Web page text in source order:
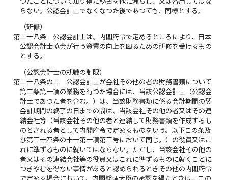
らない。公認会計士でなくなつた後であつても、同様とする。
（研修）
第二十八条
公認会計士は、内閣府令で定めるところにより、日本
公認会計士協会が行う資質の向上を図るための研修を受けるもの
とする。
（公認会計士の就職の制限）
第二十八条の二
公認会計士が会社その他の者の財務書類について
第二条第一項の業務を行つた場合には、当該公認会計士（公認会
計士であつた者を含む。）は、当該財務書類に係る会計期間の翌
会計期間の終了の日までの間は、当該会社その他の者又はその連
結会社等（当該会社その他の者と連結して財務書類を作成するも
のとされる者として内閣府令で定めるものをいう。以下この条及
び第三十四条の十一第一項第三号において同じ。）の役員又はこ
れに準ずるものに就いてはならない。ただし、当該会社その他の
者又はその連結会社等の役員又はこれに準ずるものに就くことに
つきやむを得ない事情があると認められるときその他の内閣府令